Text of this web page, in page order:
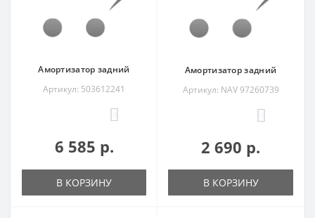
Амортизатор задний
Артикул: 503612241
6 585 р.
В КОРЗИНУ
Амортизатор задний
Артикул: NAV 97260739
2 690 р.
В КОРЗИНУ